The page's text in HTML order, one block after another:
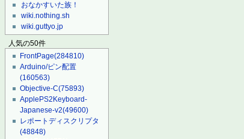
おなかすいた族！
wiki.nothing.sh
wiki.guttyo.jp
人気の50件
FrontPage(284810)
Arduino/ピン配置
(160563)
Objective-C(75893)
ApplePS2Keyboard-
Japanese-v2(49600)
レポートディスクリプタ
(48848)